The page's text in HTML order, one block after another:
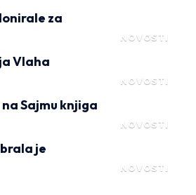
NOVOSTI
za
NOVOSTI
Vlaha
NOVOSTI
Sajmu knjiga
NOVOSTI
je